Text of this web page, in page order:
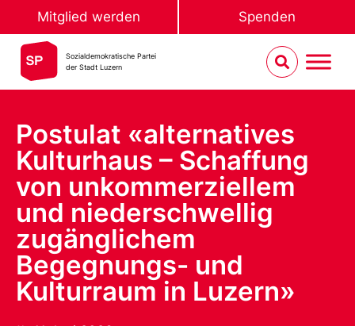
Mitglied werden Spenden
Sozialdemokratische Partei
der Stadt Luzern
Postulat «alternatives
Kulturhaus – Schaffung
von unkommerziellem
und niederschwellig
zugänglichem
Begegnungs- und
Kulturraum in Luzern»